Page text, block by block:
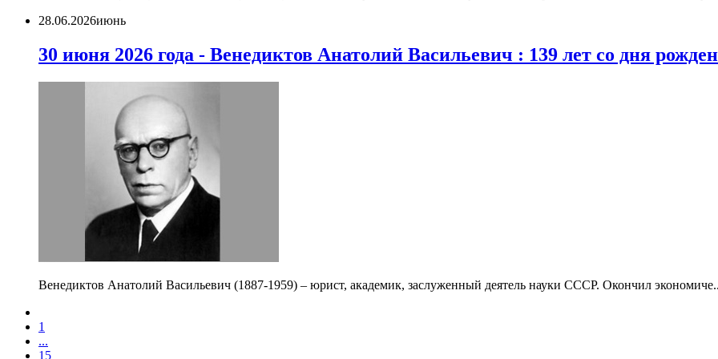
28.06.2026июнь
30 июня 2026 года - Венедиктов Анатолий Васильевич : 139 лет со дня
Венедиктов Анатолий Васильевич (1887-1959) – юрист, академик, заслуженный деятель науки СССР. Окончил
1
...
15